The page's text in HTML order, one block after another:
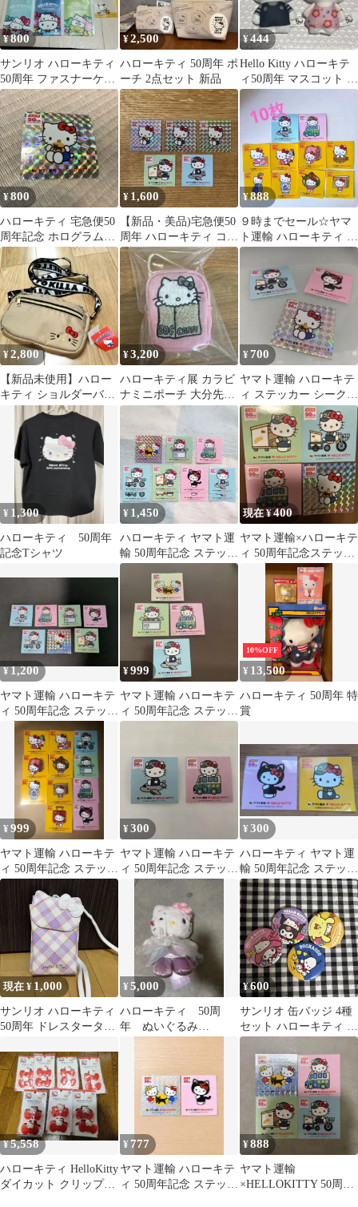
¥ 800
サンリオ ハローキティ
50周年 ファスナーケー
ス
¥2,500
ハローキティ 50周年 ポ
ーチ 2点セット 新品
¥444
Hello Kitty ハローキテ
ィ50周年 マスコット マ
ック2種セット
¥800
ハローキティ 宅急便50
周年記念 ホログラムス
テッカー シークレット
¥1,600
【新品・美品)宅急便50
周年 ハローキティ コラ
ボステッカー
¥888
９時までセール☆ヤマ
ト運輸 ハローキティ 50
周年記念 ステッカー 10
枚セット
¥2,800
【新品未使用】ハロー
キティ ショルダーバッ
¥3,200
ハローキティ展 カラビ
ナミニポーチ 大分先行
カラー 限定
¥ 700
ヤマト運輸 ハローキテ
ィ ステッカー シークレ
ット
¥ 1,300
ハローキティ 50周年
記念Tシャツ
¥ 1,450
ハローキティ ヤマト運
輸 50周年記念 ステッカ
ー 11枚 セット
現在 ¥400
ヤマト運輸×ハローキテ
ィ 50周年記念ステッカ
ー 4種セット
¥1,200
ヤマト運輸 ハローキテ
ィ 50周年記念 ステッカ
ー 7種セット
¥999
ヤマト運輸 ハローキテ
ィ 50周年記念 ステッカ
ー 4種セット
10%OFF
¥ 13,500
ハローキティ 50周年 特
賞
¥999
ヤマト運輸 ハローキテ
ィ 50周年記念 ステッカ
ー 10枚セット
¥300
ヤマト運輸 ハローキテ
ィ 50周年記念 ステッカ
ー 2種セット
¥300
ハローキティ ヤマト運
輸 50周年記念 ステッカ
ー 2枚セット
現在 ¥ 1,000
サンリオ ハローキティ
50周年 ドレスタータン
ルダー
¥5,000
ハローキティ 50周
年 ぬいぐるみ
¥600
サンリオ 缶バッジ 4種
セット ハローキティ 50
周年
¥5,558
ハローキティ HelloKitty
ダイカット クリップ
¥ 777
ヤマト運輸 ハローキテ
ィ 50周年記念 ステッカ
¥888
ヤマト運輸
×HELLOKITTY 50周年